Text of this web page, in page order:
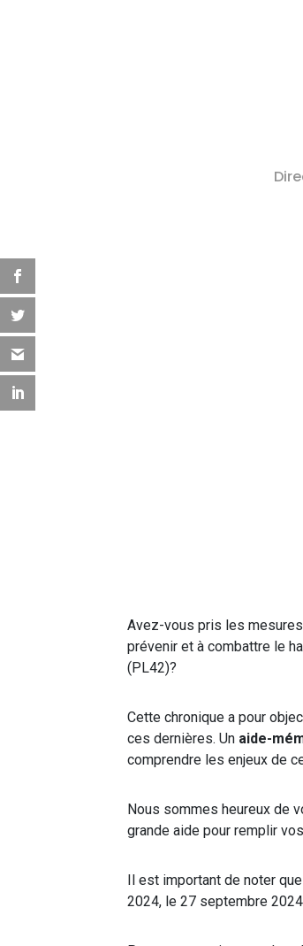
Avez-vous pris les
prévenir et à combattre le
(PL42)?
Cette chronique a pour
ces dernières. Un aide-
comprendre les enjeux de
Nous sommes heureux de
grande aide pour remplir
Il est important de noter
2024, le 27 septembre